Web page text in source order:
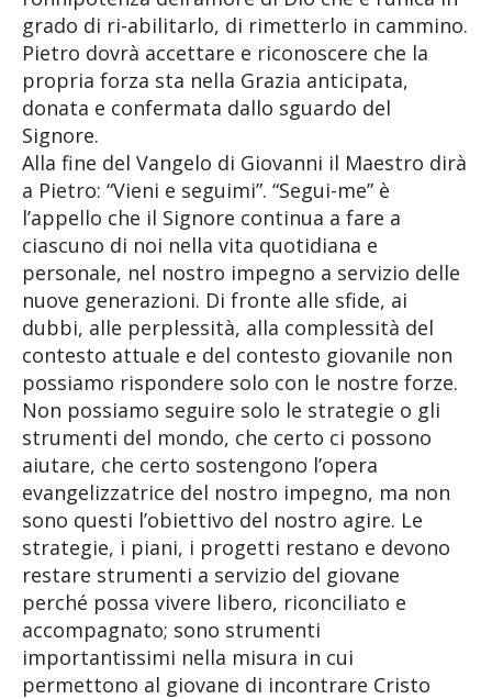
grado di ri-abilitarlo, di rimetterlo in cammino.
Pietro dovrà accettare e riconoscere che la
propria forza sta nella Grazia anticipata,
donata e confermata dallo sguardo del
Signore.
Alla fine del Vangelo di Giovanni il Maestro dirà
a Pietro: “Vieni e seguimi”. “Segui-me” è
l’appello che il Signore continua a fare a
ciascuno di noi nella vita quotidiana e
personale, nel nostro impegno a servizio delle
nuove generazioni. Di fronte alle sfide, ai
dubbi, alle perplessità, alla complessità del
contesto attuale e del contesto giovanile non
possiamo rispondere solo con le nostre forze.
Non possiamo seguire solo le strategie o gli
strumenti del mondo, che certo ci possono
aiutare, che certo sostengono l’opera
evangelizzatrice del nostro impegno, ma non
sono questi l’obiettivo del nostro agire. Le
strategie, i piani, i progetti restano e devono
restare strumenti a servizio del giovane
perché possa vivere libero, riconciliato e
accompagnato; sono strumenti
importantissimi nella misura in cui
permettono al giovane di incontrare Cristo